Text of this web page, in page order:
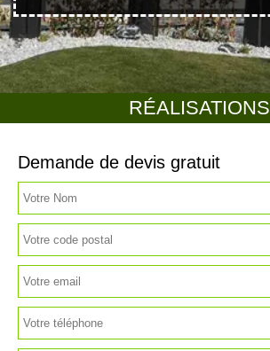
RÉALISATIONS
Demande de devis gratuit